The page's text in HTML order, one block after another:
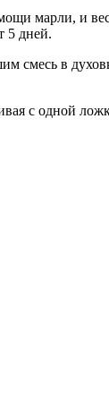
марли, и
5 дней.
смесь в
с одной